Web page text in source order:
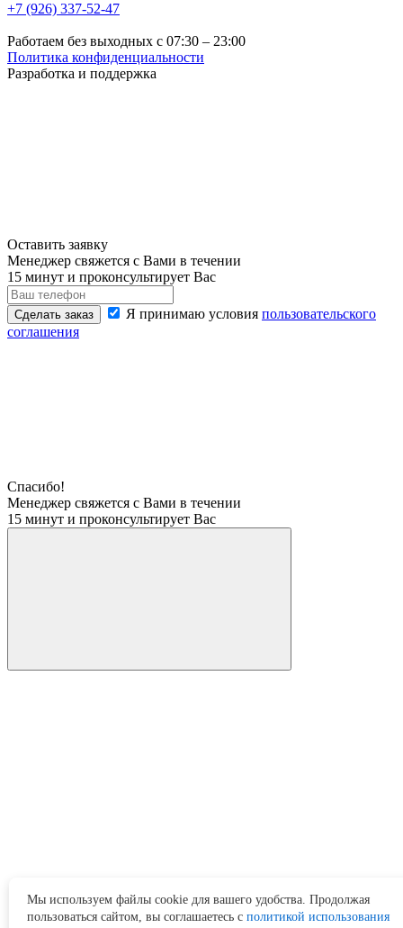
Мы используем файлы cookie для вашего удобства. Продолжая
пользоваться сайтом, вы соглашаетесь с политикой использования
+7 (926) 337-52-47
Работаем без выходных с 07:30 – 23:00
Политика конфиденциальности
Разработка и поддержка
Оставить заявку
Менеджер свяжется с Вами в течении
15 минут и проконсультирует Вас
Сделать заказ Я принимаю условия пользовательского
соглашения
Спасибо!
Менеджер свяжется с Вами в течении
15 минут и проконсультирует Вас